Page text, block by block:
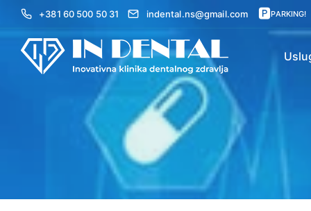
+381 60 500 50 31 indental.ns@gmail.com 🅿PARKING!